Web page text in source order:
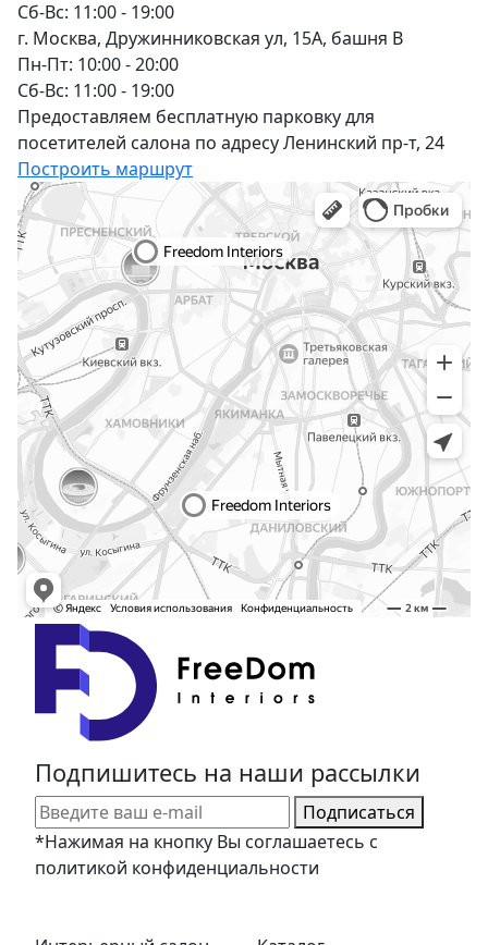
Сб-Вс: 11:00 - 19:00
г. Москва, Дружинниковская ул, 15А, башня В
Пн-Пт: 10:00 - 20:00
Сб-Вс: 11:00 - 19:00
Предоставляем бесплатную парковку для
посетителей салона по адресу Ленинский пр-т, 24
Построить маршрут
Подпишитесь на наши рассылки
Подписаться
*Нажимая на кнопку Вы соглашаетесь с
политикой конфиденциальности